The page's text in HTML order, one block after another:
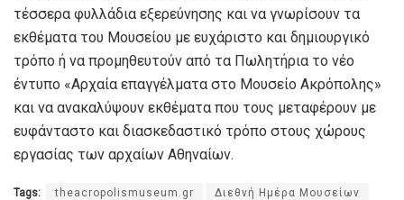
τέσσερα φυλλάδια εξερεύνησης και να γνωρίσουν τα
εκθέματα του Μουσείου με ευχάριστο και δημιουργικό
τρόπο ή να προμηθευτούν από τα Πωλητήρια το νέο
έντυπο «Αρχαία επαγγέλματα στο Μουσείο Ακρόπολης»
και να ανακαλύψουν εκθέματα που τους μεταφέρουν με
ευφάνταστο και διασκεδαστικό τρόπο στους χώρους
εργασίας των αρχαίων Αθηναίων.
Tags: theacropolismuseum.gr Διεθνή Ημέρα Μουσείων